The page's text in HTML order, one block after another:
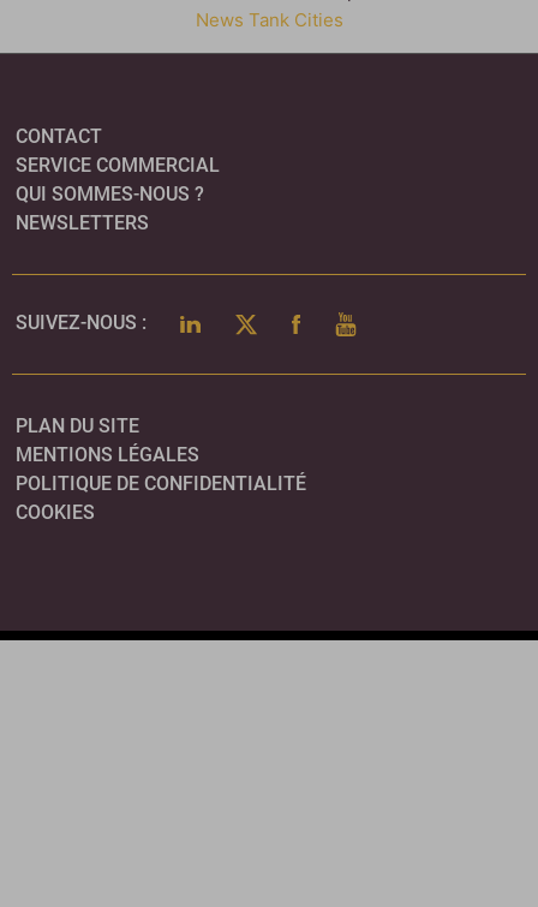
News Tank Cities
CONTACT
SERVICE COMMERCIAL
QUI SOMMES-NOUS ?
NEWSLETTERS
SUIVEZ-NOUS : LINKEDINTWITTERFACEBOOK
YOUTUBE
PLAN DU SITE
MENTIONS LÉGALES
POLITIQUE DE CONFIDENTIALITÉ
COOKIES